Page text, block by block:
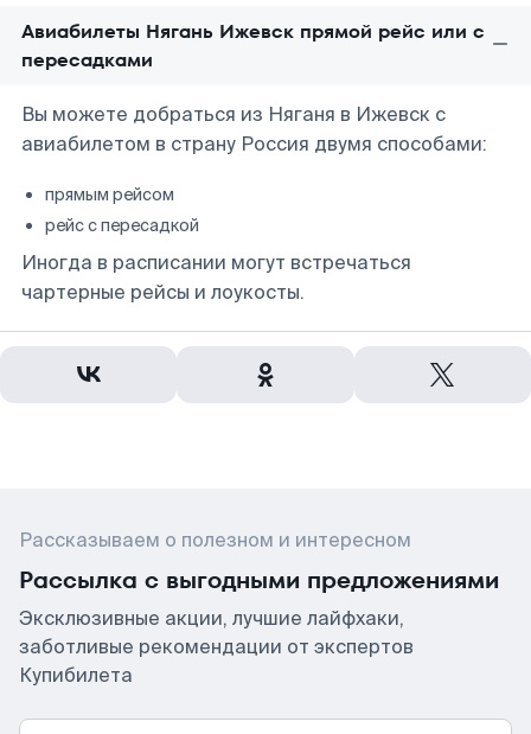
Авиабилеты Нягань Ижевск прямой рейс или с
пересадками
Вы можете добраться из Няганя в Ижевск с
авиабилетом в страну Россия двумя способами:
прямым рейсом
рейс с пересадкой
Иногда в расписании могут встречаться
чартерные рейсы и лоукосты.
Рассказываем о полезном и интересном
Рассылка с выгодными предложениями
Эксклюзивные акции, лучшие лайфхаки,
заботливые рекомендации от экспертов
Купибилета